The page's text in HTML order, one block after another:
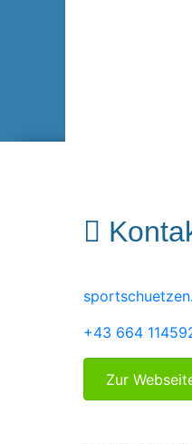
+43 664
Zur